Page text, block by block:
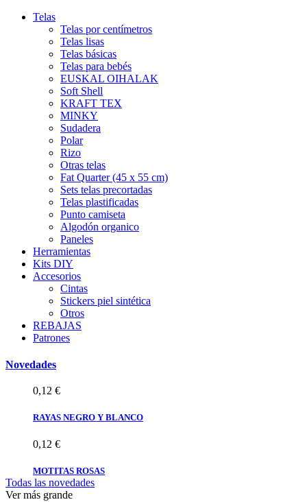
Telas
Telas por centímetros
Telas lisas
Telas básicas
Telas para bebés
EUSKAL OIHALAK
Soft Shell
KRAFT TEX
MINKY
Sudadera
Polar
Rizo
Otras telas
Fat Quarter (45 x 55 cm)
Sets telas precortadas
Telas plastificadas
Punto camiseta
Algodón organico
Paneles
Herramientas
Kits DIY
Accesorios
Cintas
Stickers piel sintética
Otros
REBAJAS
Patrones
Novedades
MOTITAS
0,12 €
RAYAS NEGRO Y BLANCO
0,12 €
MOTITAS ROSAS
0,12 €
0,12 €
Todas las novedades
Ver más grande